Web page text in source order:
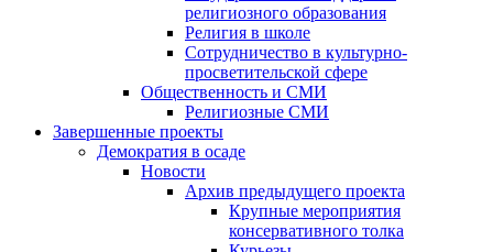
религиозного образования
Религия в школе
Сотрудничество в культурно-
просветительской сфере
Общественность и СМИ
Религиозные СМИ
Завершенные проекты
Демократия в осаде
Новости
Архив предыдущего проекта
Крупные мероприятия
консервативного толка